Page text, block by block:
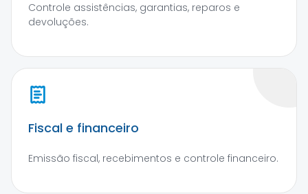
Controle assistências, garantias, reparos e
devoluções.
Fiscal e financeiro
Emissão fiscal, recebimentos e controle financeiro.